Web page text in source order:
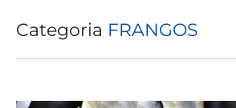
Categoria FRANGOS